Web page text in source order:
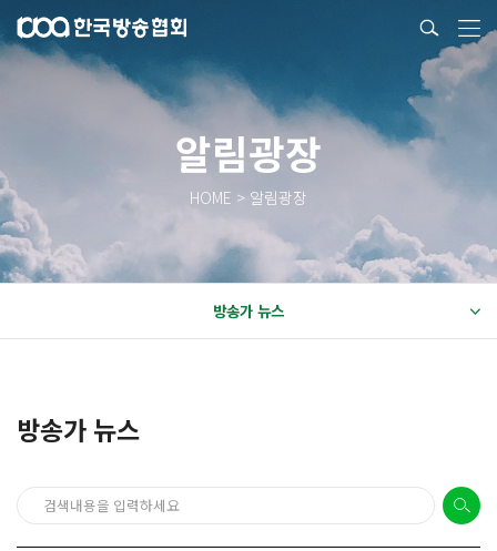
알림광장
HOME > 알림광장
방송가 뉴스
방송가 뉴스